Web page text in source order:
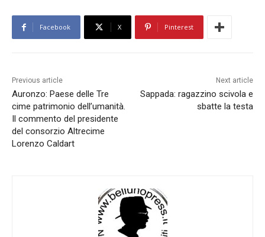
Facebook X Pinterest
Previous article
Auronzo: Paese delle Tre
cime patrimonio dell’umanità.
Il commento del presidente
del consorzio Altrecime
Lorenzo Caldart
Next article
Sappada: ragazzino scivola e
sbatte la testa